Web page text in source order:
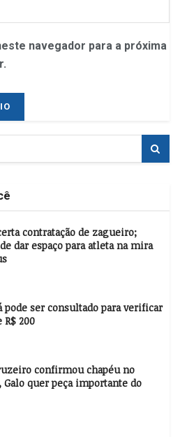
navegador para a próxima
contratação de zagueiro;
dar espaço para atleta na mira
pode ser consultado para verificar
200
confirmou chapéu no
quer peça importante do